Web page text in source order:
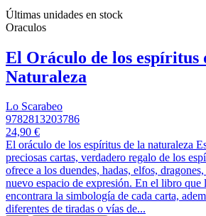
Últimas unidades en stock
Oraculos
El Oráculo de los espíritus
Naturaleza
Lo Scarabeo
9782813203786
24,90 €
El oráculo de los espíritus de la naturaleza
preciosas cartas, verdadero regalo de los
ofrece a los duendes, hadas, elfos,
nuevo espacio de expresión. En el libro que
encontrara la simbología de cada carta,
diferentes de tiradas o vías de...